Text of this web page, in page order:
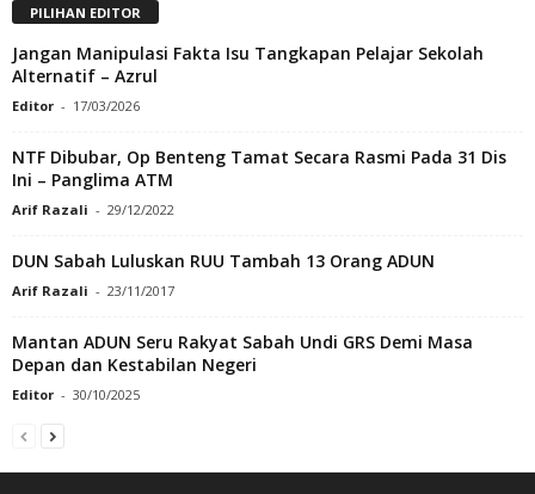
PILIHAN EDITOR
Jangan Manipulasi Fakta Isu Tangkapan Pelajar Sekolah
Alternatif – Azrul
Editor - 17/03/2026
NTF Dibubar, Op Benteng Tamat Secara Rasmi Pada 31 Dis
Ini – Panglima ATM
Arif Razali - 29/12/2022
DUN Sabah Luluskan RUU Tambah 13 Orang ADUN
Arif Razali - 23/11/2017
Mantan ADUN Seru Rakyat Sabah Undi GRS Demi Masa
Depan dan Kestabilan Negeri
Editor - 30/10/2025